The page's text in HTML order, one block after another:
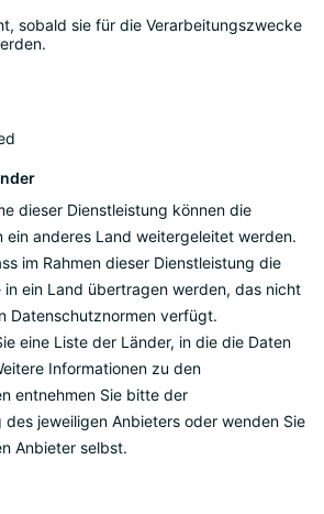
sobald sie für die Verarbeitungszwecke
dieser Dienstleistung können die
ein anderes Land weitergeleitet werden.
im Rahmen dieser Dienstleistung die
in ein Land übertragen werden, das nicht
Datenschutznormen verfügt.
eine Liste der Länder, in die die Daten
Informationen zu den
entnehmen Sie bitte der
jeweiligen Anbieters oder wenden Sie
Anbieter selbst.